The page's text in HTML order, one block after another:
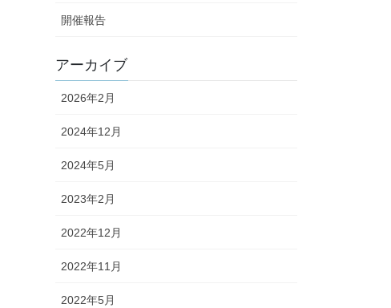
開催報告
アーカイブ
2026年2月
2024年12月
2024年5月
2023年2月
2022年12月
2022年11月
2022年5月